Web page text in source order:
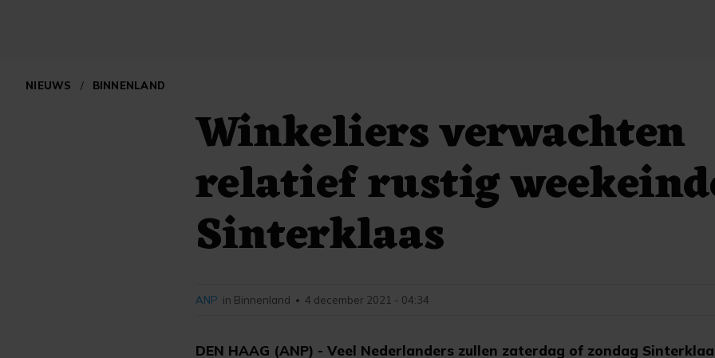
NIEUWS / BINNENLAND
Winkeliers verwachten
relatief rustig
Sinterklaas
DEN HAAG (ANP) - Veel Nederlanders zullen zaterdag of zondag
ANP in Binnenland • 4 december 2021 - 04:34